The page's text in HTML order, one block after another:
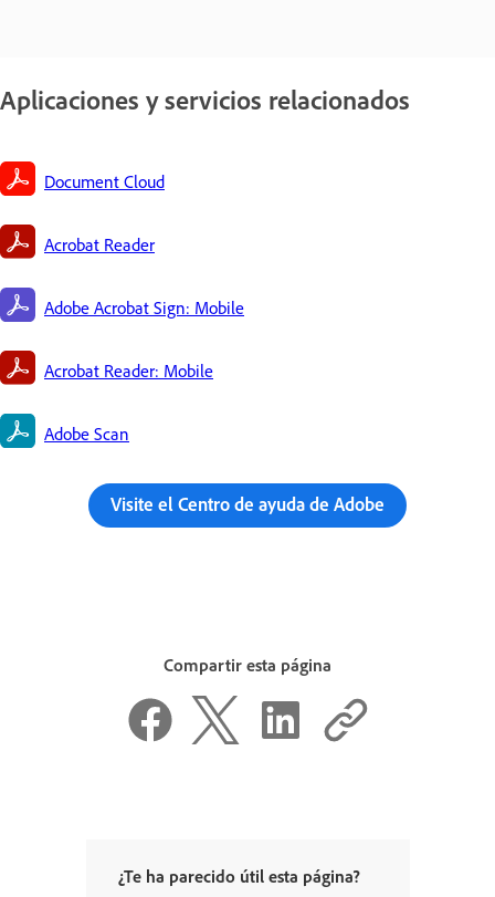
Aplicaciones y servicios relacionados
Document Cloud
Acrobat Reader
Adobe Acrobat Sign: Mobile
Acrobat Reader: Mobile
Adobe Scan
Visite el Centro de ayuda de Adobe
Compartir esta página
¿Te ha parecido útil esta página?